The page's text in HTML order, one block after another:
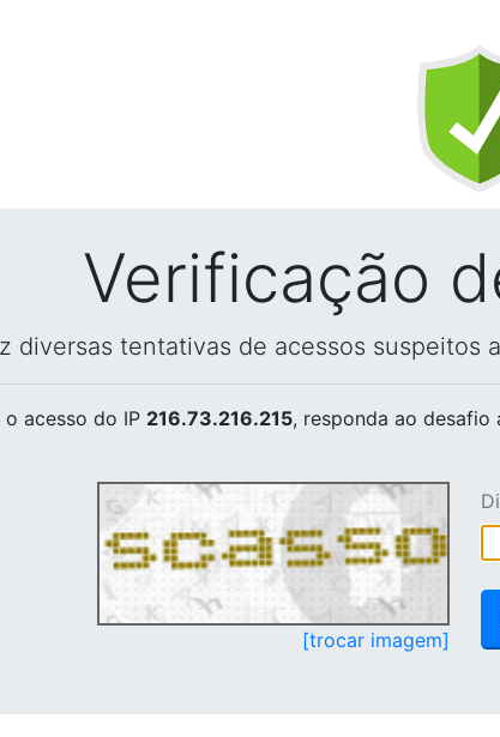
Verificação
diversas tentativas de acessos suspeitos
o acesso do IP 216.73.216.215, responda ao desafio
[trocar imagem]